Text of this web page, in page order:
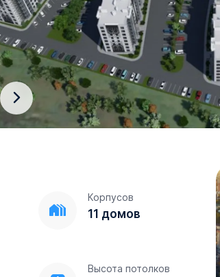
Корпусов
11 домов
Высота потолков